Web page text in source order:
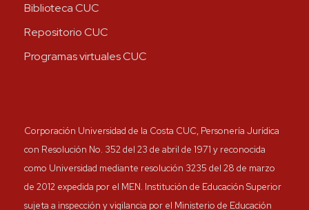
Biblioteca CUC
Repositorio CUC
Programas virtuales CUC
Corporación Universidad de la Costa CUC, Personería Jurídica
con Resolución No. 352 del 23 de abril de 1971 y reconocida
como Universidad mediante resolución 3235 del 28 de marzo
de 2012 expedida por el MEN. Institución de Educación Superior
sujeta a inspección y vigilancia por el Ministerio de Educación